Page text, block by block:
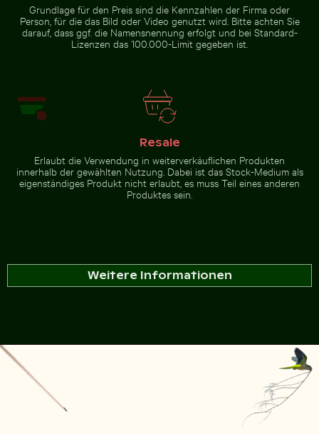
Grundlage für den Preis sind die Kennzahlen der Firma oder
Person, für die das Bild oder Video genutzt wird. Bitte achten Sie
darauf, dass ggf. die Namensnennung erfolgt und bei Standard-
Lizenzen das 100.000-Limit gegeben ist.
Resale
Erlaubt die Verwendung in weiterverkäuflichen Produkten
innerhalb der gewählten Nutzung. Dabei ist das Stock-Medium als
eigenständiges Produkt nicht erlaubt, es muss Teil eines anderen
Produktes sein.
Weitere Informationen